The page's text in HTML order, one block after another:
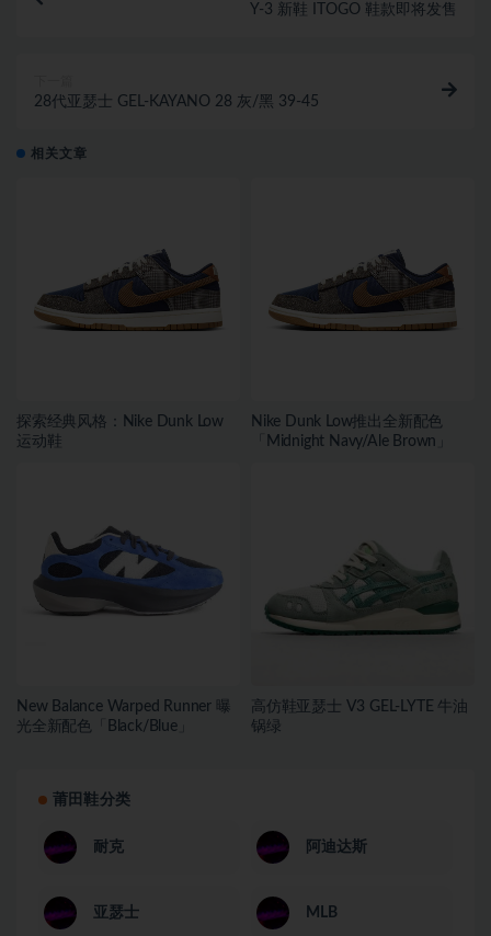
Y-3 新鞋 ITOGO 鞋款即将发售
28代亚瑟士 GEL-KAYANO 28 灰/黑 39-45
相关文章
探索经典风格：Nike Dunk Low
运动鞋
Nike Dunk Low推出全新配色
「Midnight Navy/Ale Brown」
New Balance Warped Runner 曝
光全新配色「Black/Blue」
高仿鞋亚瑟士 V3 GEL-LYTE 牛油
锅绿
莆田鞋分类
耐克 阿迪达斯
亚瑟士 MLB